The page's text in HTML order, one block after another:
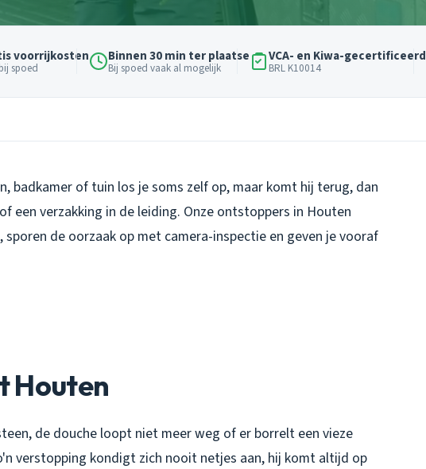
voorrijkosten
spoed
Binnen 30 min ter plaatse
Bij spoed vaak al mogelijk
VCA- en Kiwa-gecertificeerd
BRL K10014
badkamer of tuin los je soms zelf op, maar komt hij terug, dan
een verzakking in de leiding. Onze ontstoppers in Houten
de oorzaak op met camera-inspectie en geven je vooraf
Houten
de douche loopt niet meer weg of er borrelt een vieze
verstopping kondigt zich nooit netjes aan, hij komt altijd op